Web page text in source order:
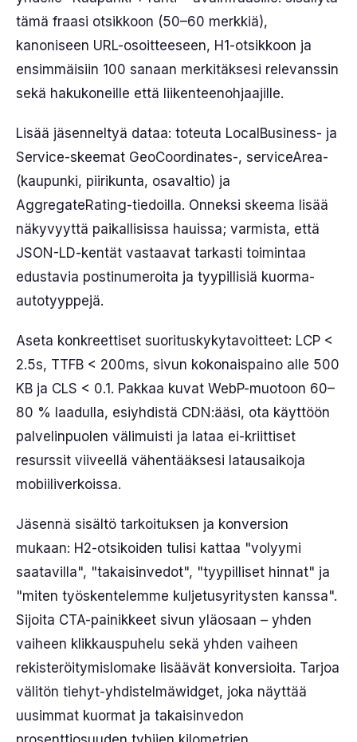
tämä fraasi otsikkoon (50–60 merkkiä),
kanoniseen URL-osoitteeseen, H1-otsikkoon ja
ensimmäisiin 100 sanaan merkitäksesi relevanssin
sekä hakukoneille että liikenteenohjaajille.
Lisää jäsenneltyä dataa: toteuta LocalBusiness- ja
Service-skeemat GeoCoordinates-, serviceArea-
(kaupunki, piirikunta, osavaltio) ja
AggregateRating-tiedoilla. Onneksi skeema lisää
näkyvyyttä paikallisissa hauissa; varmista, että
JSON-LD-kentät vastaavat tarkasti toimintaa
edustavia postinumeroita ja tyypillisiä kuorma-
autotyyppejä.
Aseta konkreettiset suorituskykytavoitteet: LCP <
2.5s, TTFB < 200ms, sivun kokonaispaino alle 500
KB ja CLS < 0.1. Pakkaa kuvat WebP-muotoon 60–
80 % laadulla, esiyhdistä CDN:ääsi, ota käyttöön
palvelinpuolen välimuisti ja lataa ei-kriittiset
resurssit viiveellä vähentääksesi latausaikoja
mobiiliverkoissa.
Jäsennä sisältö tarkoituksen ja konversion
mukaan: H2-otsikoiden tulisi kattaa "volyymi
saatavilla", "takaisinvedot", "tyypilliset hinnat" ja
"miten työskentelemme kuljetusyritysten kanssa".
Sijoita CTA-painikkeet sivun yläosaan – yhden
vaiheen klikkauspuhelu sekä yhden vaiheen
rekisteröitymislomake lisäävät konversioita. Tarjoa
välitön tiehyt-yhdistelmäwidget, joka näyttää
uusimmat kuormat ja takaisinvedon